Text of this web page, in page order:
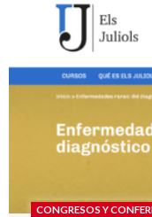
CONGRESOS Y